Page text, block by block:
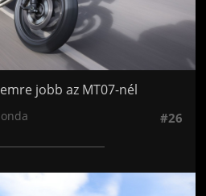
jobb az MT07-nél
#26